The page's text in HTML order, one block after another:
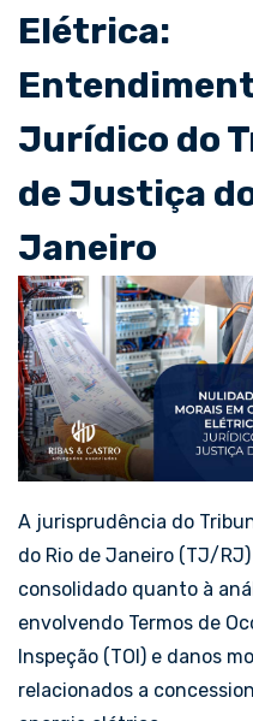
Elétrica:
Jurídico do
de Justiça
Janeiro
A jurisprudência do
do Rio de Janeiro (TJ/
consolidado quanto à
envolvendo Termos de
Inspeção (TOI) e danos
relacionados a